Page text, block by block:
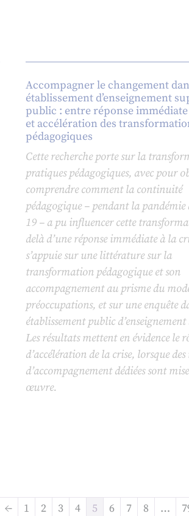
Accompagner le changement
établissement d’enseignement
public : entre réponse
et accélération des
pédagogiques
Cette recherche porte sur la
pratiques pédagogiques, avec pour
comprendre comment la continuité
pédagogique – pendant la pandémie
19 – a pu influencer cette
delà d’une réponse immédiate à la
s’appuie sur une littérature sur la
transformation pédagogique et son
accompagnement au prisme du
préoccupations, et sur une enquête
établissement public
Les résultats mettent en évidence le
d’accélération de la crise, lorsque
d’accompagnement dédiées sont
œuvre.
← 1 2 3 4 5 6 7 8 …